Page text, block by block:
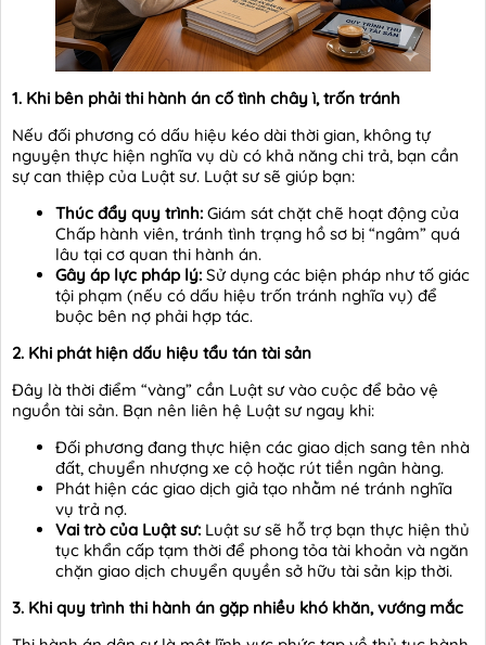
1. Khi bên phải thi hành án cố tình chây ì, trốn tránh
Nếu đối phương có dấu hiệu kéo dài thời gian, không tự
nguyện thực hiện nghĩa vụ dù có khả năng chi trả, bạn cần
sự can thiệp của Luật sư. Luật sư sẽ giúp bạn:
Thúc đẩy quy trình: Giám sát chặt chẽ hoạt động của
Chấp hành viên, tránh tình trạng hồ sơ bị “ngâm” quá
lâu tại cơ quan thi hành án.
Gây áp lực pháp lý: Sử dụng các biện pháp như tố giác
tội phạm (nếu có dấu hiệu trốn tránh nghĩa vụ) để
buộc bên nợ phải hợp tác.
2. Khi phát hiện dấu hiệu tẩu tán tài sản
Đây là thời điểm “vàng” cần Luật sư vào cuộc để bảo vệ
nguồn tài sản. Bạn nên liên hệ Luật sư ngay khi:
Đối phương đang thực hiện các giao dịch sang tên nhà
đất, chuyển nhượng xe cộ hoặc rút tiền ngân hàng.
Phát hiện các giao dịch giả tạo nhằm né tránh nghĩa
vụ trả nợ.
Vai trò của Luật sư: Luật sư sẽ hỗ trợ bạn thực hiện thủ
tục khẩn cấp tạm thời để phong tỏa tài khoản và ngăn
chặn giao dịch chuyển quyền sở hữu tài sản kịp thời.
3. Khi quy trình thi hành án gặp nhiều khó khăn, vướng mắc